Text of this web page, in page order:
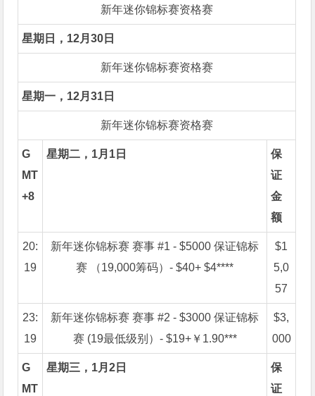
新年迷你锦标赛资格赛
星期日，12月30日
新年迷你锦标赛资格赛
星期一，12月31日
新年迷你锦标赛资格赛
G
MT
+8
星期二，1月1日
保
证
金
额
20:
19
新年迷你锦标赛 赛事 #1 - $5000 保证锦标
赛 （19,000筹码）- $40+ $4****
$1
5,0
57
23:
19
新年迷你锦标赛 赛事 #2 - $3000 保证锦标
赛 (19最低级别）- $19+￥1.90***
$3,
000
G
MT
星期三，1月2日
保
证